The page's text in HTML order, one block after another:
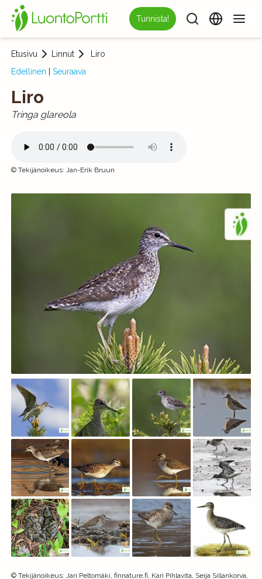
Tunnista!
Etusivu Linnut
Liro
Edellinen
Seuraava
Liro
Tringa glareola
© Tekijänoikeus: Jan-Erik Bruun
© Tekijänoikeus: Jari Peltomäki, finnature.fi, Kari Pihlavita, Seija Sillankorva,